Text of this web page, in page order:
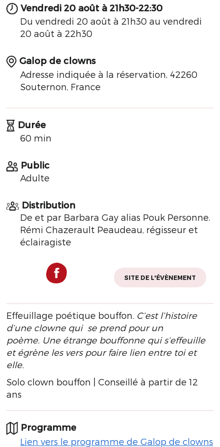
Vendredi 20 août à 21h30-22:30
Du vendredi 20 août à 21h30 au vendredi
20 août à 22h30
Galop de clowns
Adresse indiquée à la réservation, 42260
Souternon, France
Durée
60 min
Public
Adulte
Distribution
De et par Barbara Gay alias Pouk Personne.
Rémi Chazerault Peaudeau, régisseur et
éclairagiste
SITE DE L'ÉVÈNEMENT
Effeuillage poétique bouffon. C’est l’histoire
d’une clowne qui se prend pour un
poème. Une étrange bouffonne qui s’effeuille
et égrène les vers pour faire lien entre toi et
elle.
Solo clown bouffon | Conseillé à partir de 12
ans
Programme
Lien vers le programme de Galop de clowns